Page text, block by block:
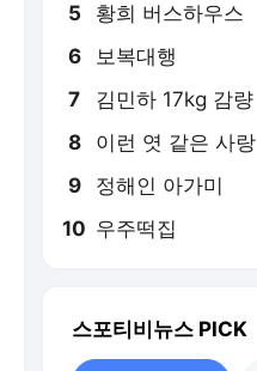
5 황희 버스하우스
6 보복대행
7 김민하 17kg 감량
8 이런 엿 같은 사랑
9 정해인 아가미
10 우주떡집
스포티비뉴스 PICK